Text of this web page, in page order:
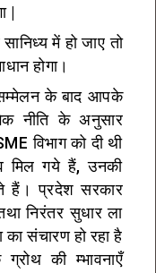
|
में हो जाए तो
होगा।
के बाद आपके
नीति के अनुसार
विभाग को दी थी
मिल गये हैं, उनकी
प्रदेश सरकार
निरंतर सुधार ला
संचारण हो रहा है
की म्भावनाएँ